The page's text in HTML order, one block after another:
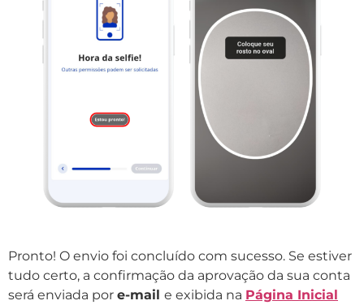
Pronto! O envio foi concluído com sucesso. Se estiver
tudo certo, a confirmação da aprovação da sua conta
será enviada por e-mail e exibida na Página Inicial